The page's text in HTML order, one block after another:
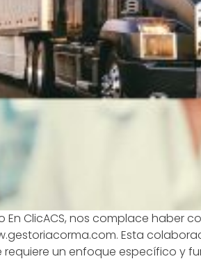
En ClicACS, nos complace
Esta
un enfoque específico y